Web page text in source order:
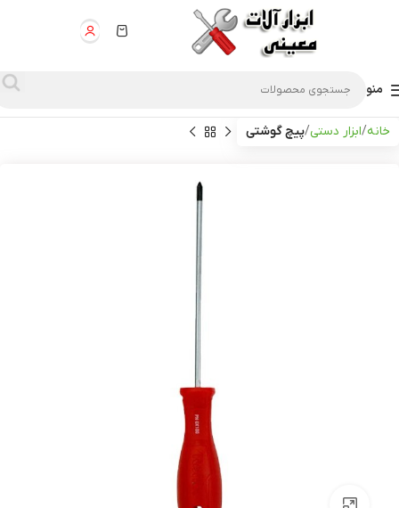
منو
خانه ابزار دستی پیچ گوشتی